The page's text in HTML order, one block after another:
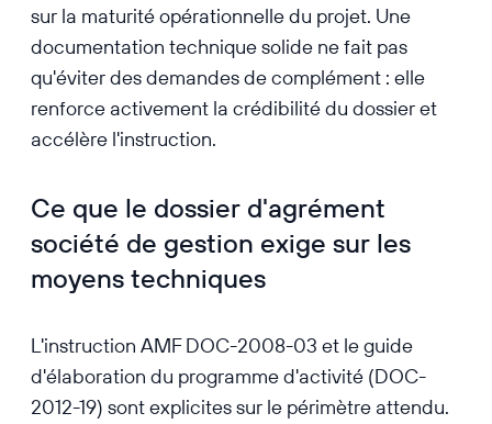
sur la maturité opérationnelle du projet. Une
documentation technique solide ne fait pas
qu'éviter des demandes de complément : elle
renforce activement la crédibilité du dossier et
accélère l'instruction.
Ce que le dossier d'agrément
société de gestion exige sur les
moyens techniques
L'instruction AMF DOC-2008-03 et le guide
d'élaboration du programme d'activité (DOC-
2012-19) sont explicites sur le périmètre attendu.